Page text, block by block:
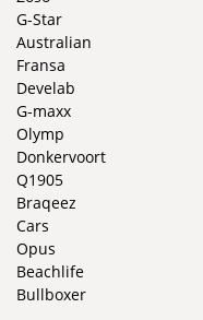
G-Star
Australian
Fransa
Develab
G-maxx
Olymp
Donkervoort
Q1905
Braqeez
Cars
Opus
Beachlife
Bullboxer